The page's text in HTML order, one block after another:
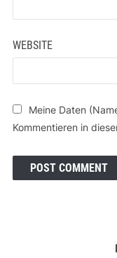
WEBSITE
Meine Daten
Kommentieren in